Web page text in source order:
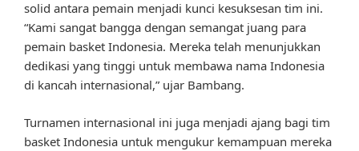
solid antara pemain menjadi kunci kesuksesan tim ini.
“Kami sangat bangga dengan semangat juang para
pemain basket Indonesia. Mereka telah menunjukkan
dedikasi yang tinggi untuk membawa nama Indonesia
di kancah internasional,” ujar Bambang.
Turnamen internasional ini juga menjadi ajang bagi tim
basket Indonesia untuk mengukur kemampuan mereka